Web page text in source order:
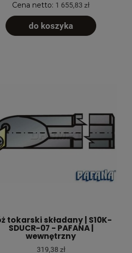
Cena netto: 1 655,83 zł
do koszyka
tokarski składany | S10K-
SDUCR-07 - PAFANA |
wewnętrzny
319,38 zł